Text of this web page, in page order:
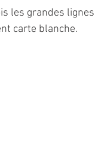
les grandes
carte blanche.